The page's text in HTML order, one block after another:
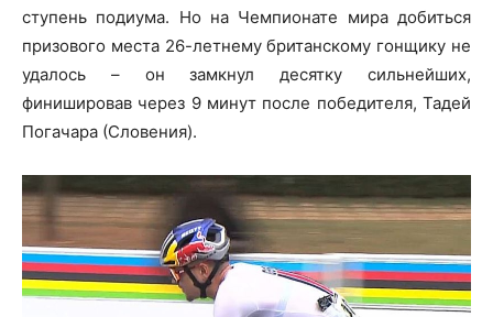
ступень подиума. Но на Чемпионате мира добиться
призового места 26-летнему британскому гонщику не
удалось – он замкнул десятку сильнейших,
финишировав через 9 минут после победителя, Тадей
Погачара (Словения).